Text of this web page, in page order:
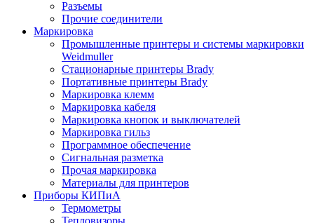
Разъемы
Прочие соединители
Маркировка
Промышленные принтеры и системы маркировки
Weidmuller
Стационарные принтеры Brady
Портативные принтеры Brady
Маркировка клемм
Маркировка кабеля
Маркировка кнопок и выключателей
Маркировка гильз
Программное обеспечение
Сигнальная разметка
Прочая маркировка
Материалы для принтеров
Приборы КИПиА
Термометры
Тепловизоры